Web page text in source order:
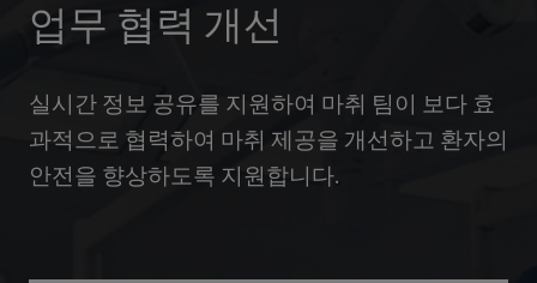
업무 협력 개선
실시간 정보 공유를 지원하여 마취 팀이 보다 효
과적으로 협력하여 마취 제공을 개선하고 환자의
안전을 향상하도록 지원합니다.